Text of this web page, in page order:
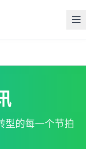
型的每一个节拍